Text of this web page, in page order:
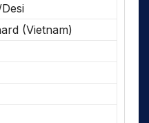
(Vietnam)